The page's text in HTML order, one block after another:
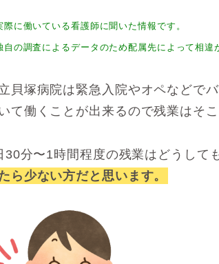
に働いている看護師に聞いた情報です。
の調査によるデータのため配属先によって相違
貝塚病院は緊急入院やオペなどで
て働くことが出来るので残業はそ
30分〜1時間程度の残業はどうして
ら少ない方だと思います。